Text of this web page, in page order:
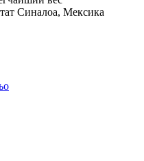
Синалоа, Мексика